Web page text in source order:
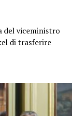
del viceministro
di trasferire